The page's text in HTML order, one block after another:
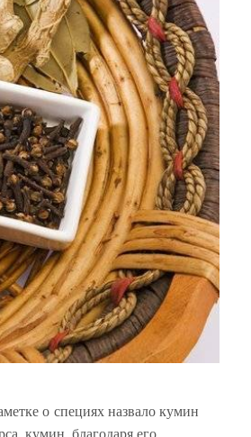
о специях назвало кумин
кумин, благодаря его